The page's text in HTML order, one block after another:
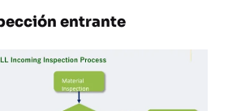
entrante